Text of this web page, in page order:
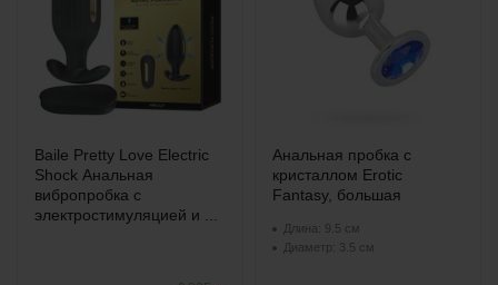
Baile Pretty Love Electric
Shock Анальная
вибропробка с
электростимуляцией и ...
Анальная пробка с
кристаллом Erotic
Fantasy, большая
Длина: 9.5 см
Диаметр: 3.5 см